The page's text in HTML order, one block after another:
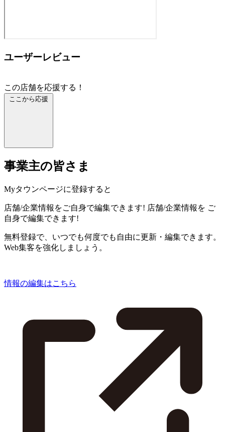
ユーザーレビュー
この店舗を応援する！
ここから応援
事業主の皆さま
Myタウンページに登録すると
店舗/企業情報をご自身で編集できます! 店舗/企業情報を ご
自身で編集できます!
無料登録で、いつでも何度でも自由に更新・編集できます。
Web集客を強化しましょう。
情報の編集はこちら